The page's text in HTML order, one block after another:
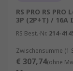
RS PRO RS
3P (2P+T) / 16A
RS Best.-Nr. 214-
Zwischensumme (1
€ 307,74(ohne